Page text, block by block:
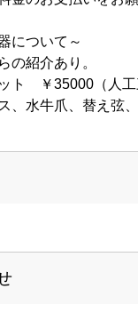
について～
の紹介あり。
ット ￥35000（人
、水牛爪、替え弦